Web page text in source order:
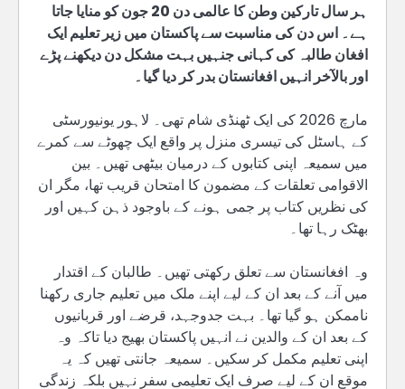
ہر سال تارکین وطن کا عالمی دن 20 جون کو منایا جاتا
ہے۔ اس دن کی مناسبت سے پاکستان میں زیر تعلیم ایک
افغان طالبہ کی کہانی جنہیں بہت مشکل دن دیکھنے پڑے
اور بالآخر انہیں افغانستان بدر کر دیا گیا۔
مارچ 2026 کی ایک ٹھنڈی شام تھی۔ لاہور یونیورسٹی
کے ہاسٹل کی تیسری منزل پر واقع ایک چھوٹے سے کمرے
میں سمیعہ اپنی کتابوں کے درمیان بیٹھی تھیں۔ بین
الاقوامی تعلقات کے مضمون کا امتحان قریب تھا، مگر ان
کی نظریں کتاب پر جمی ہونے کے باوجود ذہن کہیں اور
بھٹک رہا تھا۔
وہ افغانستان سے تعلق رکھتی تھیں۔ طالبان کے اقتدار
میں آنے کے بعد ان کے لیے اپنے ملک میں تعلیم جاری رکھنا
ناممکن ہو گیا تھا۔ بہت جدوجہد، قرضے اور قربانیوں
کے بعد ان کے والدین نے انہیں پاکستان بھیج دیا تاکہ وہ
اپنی تعلیم مکمل کر سکیں۔ سمیعہ جانتی تھیں کہ یہ
موقع ان کے لیے صرف ایک تعلیمی سفر نہیں بلکہ زندگی